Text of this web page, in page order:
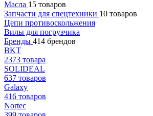
Масла 15 товаров
Запчасти для спецтехники 10 товаров
Цепи противоскольжения
Вилы для погрузчика
Бренды 414 брендов
BKT
2373 товара
SOLIDEAL
637 товаров
Galaxy
416 товаров
Nortec